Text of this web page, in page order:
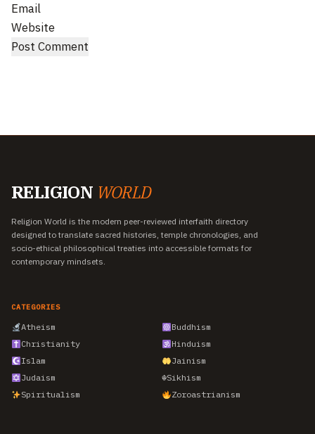
Email
Website
RELIGION WORLD
Religion World is the modern peer-reviewed interfaith directory
designed to translate sacred histories, temple chronologies, and
socio-ethical philosophical treaties into accessible formats for
contemporary mindsets.
CATEGORIES
Atheism
Buddhism
Christianity
Hinduism
Islam
Jainism
Judaism
☬Sikhism
Spiritualism
Zoroastrianism